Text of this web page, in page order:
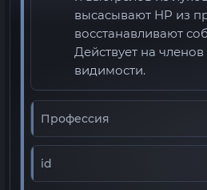
высасывают HP из
восстанавливают
Действует на
видимости.
Профессия
id